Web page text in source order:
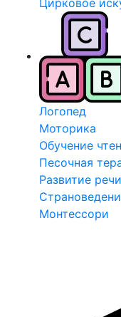
Цирковое
Логопед
Моторика
Обучение
Песочная
Развитие речи
Монтессори